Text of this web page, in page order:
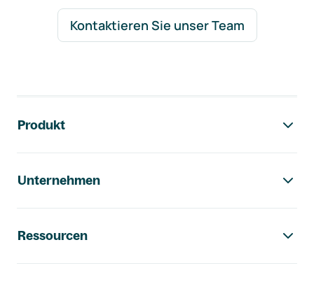
Kontaktieren Sie unser Team
Produkt
Unternehmen
Ressourcen